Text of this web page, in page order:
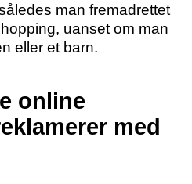
man fremadrettet
uanset om man
eller et barn.
online
med